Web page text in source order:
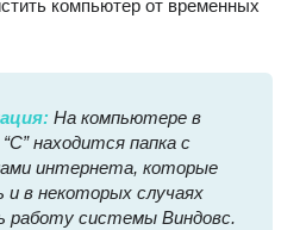
компьютер от временных
На компьютере в
находится папка с
интернета, которые
в некоторых случаях
системы Виндовс.